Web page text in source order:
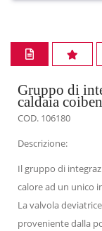
Gruppo di
caldaia
COD. 106180
Descrizione:
Il gruppo di
calore ad un unico
La valvola
proveniente dalla